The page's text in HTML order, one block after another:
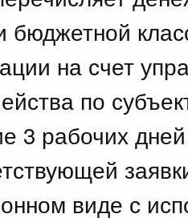
бюджетной
на счет
по
3 рабочих
виде с